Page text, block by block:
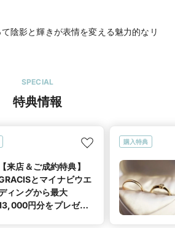
陰影と輝きが表情を変える魅力的なリ
SPECIAL
特典情報
【来店＆ご成約特典】
とマイナビウエ
ィングから最大
円分をプレゼン
購入特典